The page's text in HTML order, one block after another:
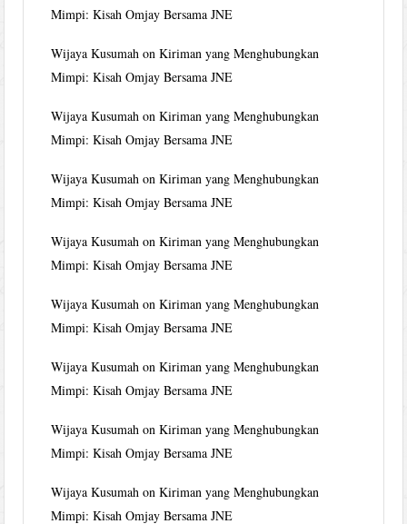
Mimpi: Kisah Omjay Bersama JNE
Wijaya Kusumah onKiriman yang Menghubungkan
Mimpi: Kisah Omjay Bersama JNE
Wijaya Kusumah onKiriman yang Menghubungkan
Mimpi: Kisah Omjay Bersama JNE
Wijaya Kusumah onKiriman yang Menghubungkan
Mimpi: Kisah Omjay Bersama JNE
Wijaya Kusumah onKiriman yang Menghubungkan
Mimpi: Kisah Omjay Bersama JNE
Wijaya Kusumah onKiriman yang Menghubungkan
Mimpi: Kisah Omjay Bersama JNE
Wijaya Kusumah onKiriman yang Menghubungkan
Mimpi: Kisah Omjay Bersama JNE
Wijaya Kusumah onKiriman yang Menghubungkan
Mimpi: Kisah Omjay Bersama JNE
Wijaya Kusumah onKiriman yang Menghubungkan
Mimpi: Kisah Omjay Bersama JNE